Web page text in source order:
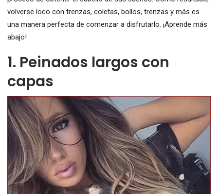
volverse loco con trenzas, coletas, bollos, trenzas y más es
una manera perfecta de comenzar a disfrutarlo. ¡Aprende más
abajo!
1. Peinados largos con
capas